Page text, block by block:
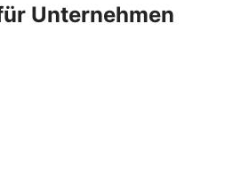
Unternehmen